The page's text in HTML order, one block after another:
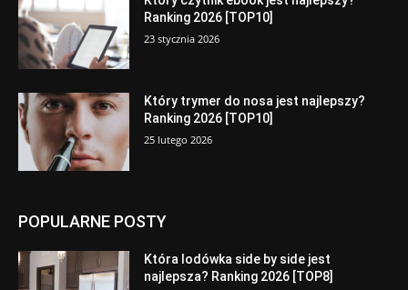
Ranking 2026 [TOP10]
23 stycznia 2026
Który trymer do nosa jest najlepszy?
Ranking 2026 [TOP10]
25 lutego 2026
POPULARNE POSTY
Która lodówka side by side jest
najlepsza? Ranking 2026 [TOP8]